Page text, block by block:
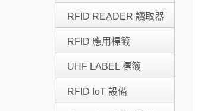
RFID READER 讀取器
RFID 應用標籤
UHF LABEL 標籤
RFID IoT 設備